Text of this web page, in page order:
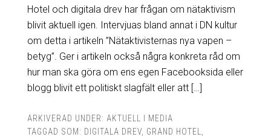
Hotel och digitala drev har frågan om nätaktivism
blivit aktuell igen. Intervjuas bland annat i DN kultur
om detta i artikeln ”Nätaktivisternas nya vapen –
betyg”. Ger i artikeln också några konkreta råd om
hur man ska göra om ens egen Facebooksida eller
blogg blivit ett politiskt slagfält eller att […]
ARKIVERAD UNDER: AKTUELL I MEDIA
TAGGAD SOM: DIGITALA DREV, GRAND HOTEL